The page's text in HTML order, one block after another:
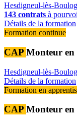
Hesdigneul-lès-
143 contrats à
Détails de la formation
Formation continue
CAP Monteur en
Hesdigneul-lès-
Détails de la formation
Formation en
CAP Monteur